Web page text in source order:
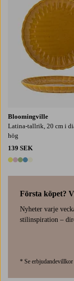
Bloomingville
Latina-tallrik, 20 cm i
hög
139 SEK
5 färger
Första köpet?
Nyheter varje
stilinspiration –
* Se